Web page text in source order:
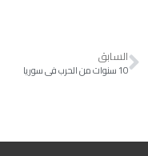
السابق
10 سنوات من الحرب في سوريا